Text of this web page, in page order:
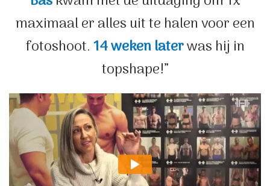
maximaal er alles uit te halen voor een
fotoshoot.14 weken laterwas hij in
topshape!”